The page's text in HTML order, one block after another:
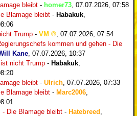
bleibt - homer73 07.07.2026, 07:58
Blamage bleibt - Habakuk
Trump - VM
07.07.2026, 07:54
kommen und gehen - Die
Kane 07.07.2026, 10:37
nicht Trump - Habakuk
bleibt - Ulrich 07.07.2026, 07:33
Blamage bleibt - Marc2006
- Die Blamage bleibt - Hatebreed